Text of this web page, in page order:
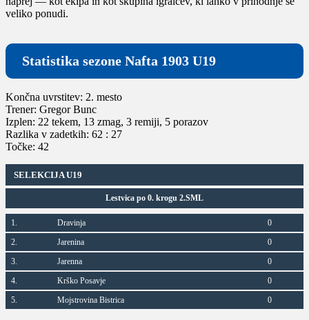
veliko ponudi.
Statistika sezone Nafta 1903 U19
Končna uvrstitev: 2. mesto
Trener: Gregor Bunc
Izplen: 22 tekem, 13 zmag, 3 remiji, 5 porazov
Razlika v zadetkih: 62 : 27
Točke: 42
SELEKCIJA U19
Lestvica po 0. krogu 2.SML
1. Dravinja
0
2.
Jarenina
0
3.
Jarenna
0
4.
Krško Posavje
0
5.
Mojstrovina Bistrica 0